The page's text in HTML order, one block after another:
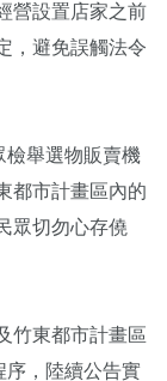
營設置店家之前
，避免誤觸法令
檢舉選物販賣機
都市計畫區內的
眾切勿心存僥
竹東都市計畫區
序，陸續公告實